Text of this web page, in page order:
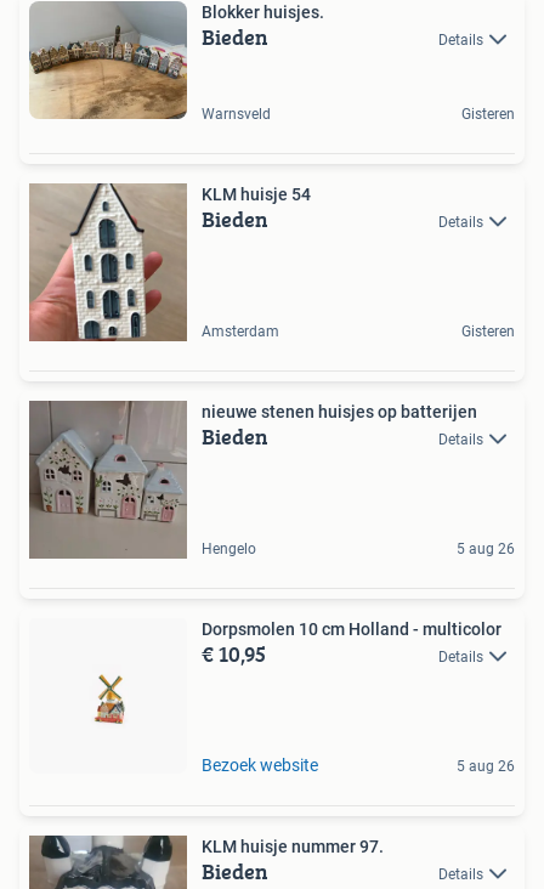
Blokker huisjes.
Bieden Details
Warnsveld Gisteren
KLM huisje 54
Bieden Details
Amsterdam Gisteren
nieuwe stenen huisjes op batterijen
Bieden Details
Hengelo 5 aug 26
Dorpsmolen 10 cm Holland - multicolor
€ 10,95 Details
Bezoek website 5 aug 26
KLM huisje nummer 97.
Bieden Details